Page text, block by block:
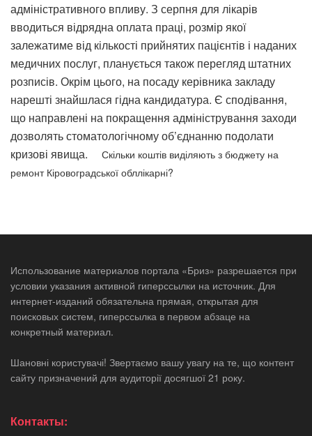
адміністративного впливу. З серпня для лікарів
вводиться відрядна оплата праці, розмір якої
залежатиме від кількості прийнятих пацієнтів і наданих
медичних послуг, планується також перегляд штатних
розписів. Окрім цього, на посаду керівника закладу
нарешті знайшлася гідна кандидатура. Є сподівання,
що направлені на покращення адміністрування заходи
дозволять стоматологічному об’єднанню подолати
кризові явища. Скільки коштів виділяють з бюджету на
ремонт Кіровоградської обллікарні?
Использование материалов портала «Бриз» разрешается при
условии указания активной гиперссылки на источник. Для
интернет-изданий обязательна прямая, открытая для
поисковых систем, гиперссылка в первом абзаце на
конкретный материал.
Шановні користувачі! Звертаємо вашу увагу на те, що контент
сайту призначений для аудиторії досягшої 21 року.
Контакты: